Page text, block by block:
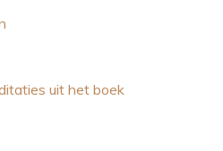
uit het boek